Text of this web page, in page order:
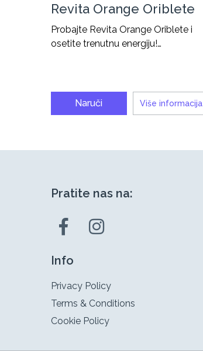
Revita Orange Oriblete
Probajte Revita Orange Oriblete i
osetite trenutnu energiju!…
Naruči Više informacija
Pratite nas na:
Info
Privacy Policy
Terms & Conditions
Cookie Policy